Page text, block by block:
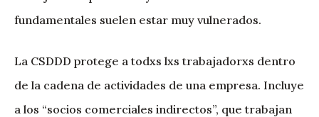
fundamentales suelen estar muy vulnerados.
La CSDDD protege a todxs lxs trabajadorxs dentro
de la cadena de actividades de una empresa. Incluye
a los “socios comerciales indirectos”, que trabajan